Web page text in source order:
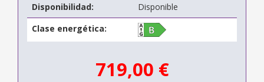
Disponibilidad:
Disponible
Clase energética:
719,00 €